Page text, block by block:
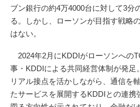
ブン銀行の約4万4000台に対して3分
る。しかし、ローソンが目指す戦略
はない。
2024年2月にKDDIがローソンへの
事・KDDIによる共同経営体制が発足
リアル接点を活かしながら、通信を
たサービスを展開するKDDIとの連携